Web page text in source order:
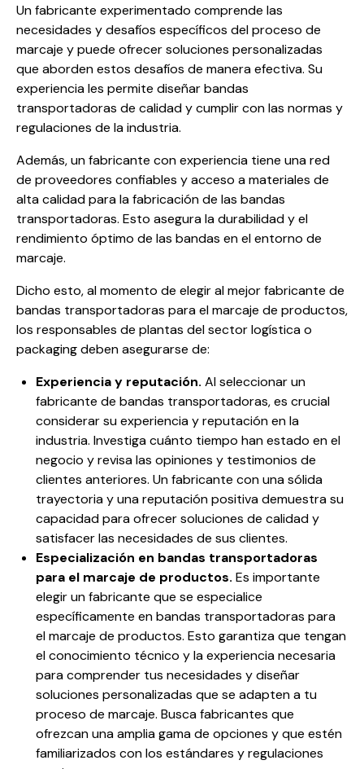
Un fabricante experimentado comprende las
necesidades y desafíos específicos del proceso de
marcaje y puede ofrecer soluciones personalizadas
que aborden estos desafíos de manera efectiva. Su
experiencia les permite diseñar bandas
transportadoras de calidad y cumplir con las normas y
regulaciones de la industria.
Además, un fabricante con experiencia tiene una red
de proveedores confiables y acceso a materiales de
alta calidad para la fabricación de las bandas
transportadoras. Esto asegura la durabilidad y el
rendimiento óptimo de las bandas en el entorno de
marcaje.
Dicho esto, al momento de elegir al mejor fabricante de
bandas transportadoras para el marcaje de productos,
los responsables de plantas del sector logística o
packaging deben asegurarse de:
Experiencia y reputación. Al seleccionar un
fabricante de bandas transportadoras, es crucial
considerar su experiencia y reputación en la
industria. Investiga cuánto tiempo han estado en el
negocio y revisa las opiniones y testimonios de
clientes anteriores. Un fabricante con una sólida
trayectoria y una reputación positiva demuestra su
capacidad para ofrecer soluciones de calidad y
satisfacer las necesidades de sus clientes.
Especialización en bandas transportadoras
para el marcaje de productos. Es importante
elegir un fabricante que se especialice
específicamente en bandas transportadoras para
el marcaje de productos. Esto garantiza que tengan
el conocimiento técnico y la experiencia necesaria
para comprender tus necesidades y diseñar
soluciones personalizadas que se adapten a tu
proceso de marcaje. Busca fabricantes que
ofrezcan una amplia gama de opciones y que estén
familiarizados con los estándares y regulaciones